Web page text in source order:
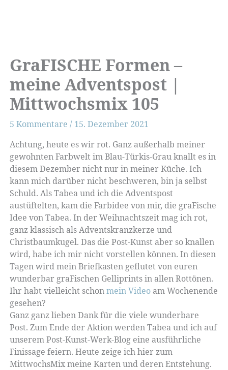
GraFISCHE Formen –
meine Adventspost |
Mittwochsmix 105
5 Kommentare / 15. Dezember 2021
Achtung, heute es wir rot. Ganz außerhalb meiner
gewohnten Farbwelt im Blau-Türkis-Grau knallt es in
diesem Dezember nicht nur in meiner Küche. Ich
kann mich darüber nicht beschweren, bin ja selbst
Schuld. Als Tabea und ich die Adventspost
austüftelten, kam die Farbidee von mir, die graFische
Idee von Tabea. In der Weihnachtszeit mag ich rot,
ganz klassisch als Adventskranzkerze und
Christbaumkugel. Das die Post-Kunst aber so knallen
wird, habe ich mir nicht vorstellen können. In diesen
Tagen wird mein Briefkasten geflutet von euren
wunderbar graFischen Gelliprints in allen Rottönen.
Ihr habt vielleicht schonmein Videoam Wochenende
gesehen?
Ganz ganz lieben Dank für die viele wunderbare
Post. Zum Ende der Aktion werden Tabea und ich auf
unserem Post-Kunst-Werk-Blog eine ausführliche
Finissage feiern. Heute zeige ich hier zum
MittwochsMix meine Karten und deren Entstehung.